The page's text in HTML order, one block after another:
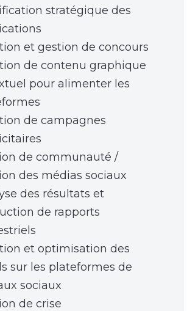
stratégique des
et gestion de concours
de contenu graphique
pour alimenter les
de campagnes
de communauté /
des médias sociaux
des résultats et
de rapports
et optimisation des
sur les plateformes de
sociaux
de crise